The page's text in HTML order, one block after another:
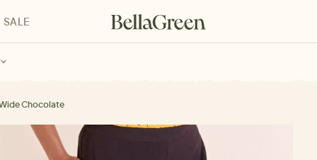
für Kinder
SALE
Chocolate